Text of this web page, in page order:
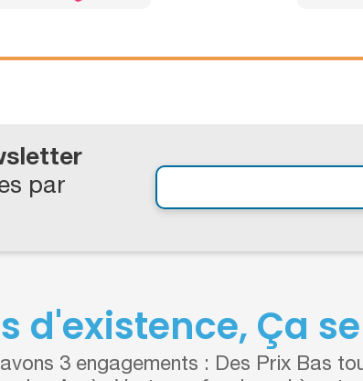
par
d'existence, Ça
3 engagements : Des Prix Bas